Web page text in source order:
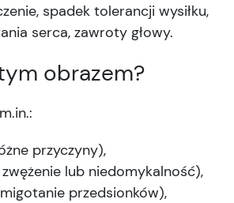
spadek tolerancji wysiłku,
serca, zawroty głowy.
obrazem?
przyczyny),
lub niedomykalność),
przedsionków),